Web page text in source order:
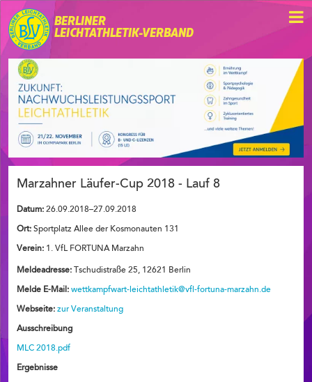
BERLINER
LEICHTATHLETIK-VERBAND
Marzahner Läufer-Cup 2018 - Lauf 8
Datum: 26.09.2018–27.09.2018
Ort: Sportplatz Allee der Kosmonauten 131
Verein: 1. VfL FORTUNA Marzahn
Meldeadresse: Tschudistraße 25, 12621 Berlin
Melde E-Mail: wettkampfwart-leichtathletik@vfl-fortuna-marzahn.de
Webseite: zur Veranstaltung
Ausschreibung
MLC 2018.pdf
Ergebnisse